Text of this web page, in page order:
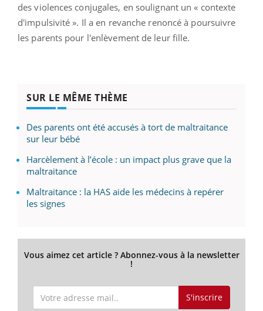
des violences conjugales, en soulignant un « contexte
d'impulsivité ». Il a en revanche renoncé à poursuivre
les parents pour l'enlèvement de leur fille.
SUR LE MÊME THÈME
Des parents ont été accusés à tort de maltraitance
sur leur bébé
Harcèlement à l’école : un impact plus grave que la
maltraitance
Maltraitance : la HAS aide les médecins à repérer
les signes
Vous aimez cet article ? Abonnez-vous à la newsletter
!
S'inscrire